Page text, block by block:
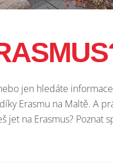
jen hledáte
Erasmu na Maltě. A
jet na Erasmus?